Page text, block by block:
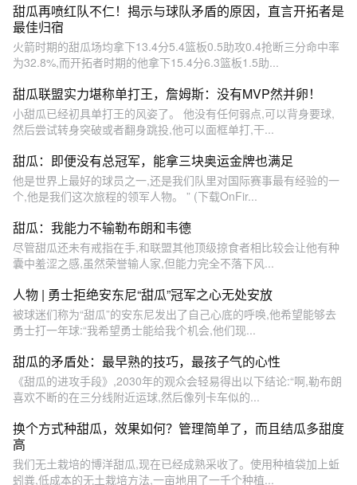
甜瓜再喷红队不仁！揭示与球队矛盾的原因，直言开拓者是
最佳归宿
火箭时期的甜瓜场均拿下13.4分5.4篮板0.5助攻0.4抢断三分命中率
为32.8%,而开拓者时期的他拿下15.4分6.3篮板1.5助...
甜瓜联盟实力堪称单打王，詹姆斯：没有MVP然并卵！
小甜瓜已经初具单打王的风姿了。 他没有任何弱点,可以背身要球,
然后尝试转身突破或者翻身跳投,他可以面框单打,干...
甜瓜：即便没有总冠军，能拿三块奥运金牌也满足
他是世界上最好的球员之一,还是我们队里对国际赛事最有经验的一
个,他是我们这次旅程的领军人物。 ” (下载OnFir...
甜瓜：我能力不输勒布朗和韦德
尽管甜瓜还未有戒指在手,和联盟其他顶级掠食者相比较会让他有种
囊中羞涩之感,虽然荣誉输人家,但能力完全不落下风...
人物 | 勇士拒绝安东尼“甜瓜”冠军之心无处安放
被球迷们称为“甜瓜”的安东尼发出了自己心底的呼唤,他希望能够去
勇士打一年球:“我希望勇士能给我个机会,他们现...
甜瓜的矛盾处：最早熟的技巧，最孩子气的心性
《甜瓜的进攻手段》,2030年的观众会轻易得出以下结论:“啊,勒布朗
喜欢不断的在三分线附近运球,然后像列卡车似的...
换个方式种甜瓜，效果如何？管理简单了，而且结瓜多甜度
高
我们无土栽培的博洋甜瓜,现在已经成熟采收了。使用种植袋加上蚯
蚓粪,低成本的无土栽培方法,一亩地用了一千个种植...